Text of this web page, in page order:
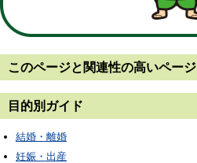
このページと 関連性の高いページ
目的別ガイド
結婚・離婚
妊娠・出産